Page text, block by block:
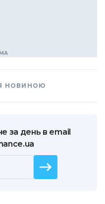
НОВИНОЮ
за день в email